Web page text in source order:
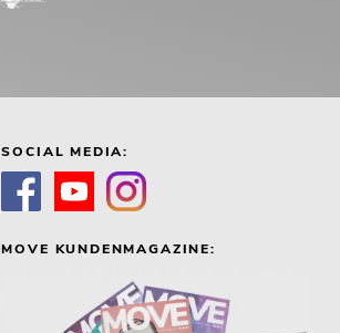
SOCIAL MEDIA:
MOVE KUNDENMAGAZINE: